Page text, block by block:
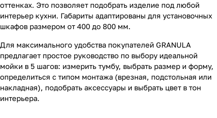
оттенках. Это позволяет подобрать изделие под любой
интерьер кухни. Габариты адаптированы для установочных
шкафов размером от 400 до 800 мм.
Для максимального удобства покупателей GRANULA
предлагает простое руководство по выбору идеальной
мойки в 5 шагов: измерить тумбу, выбрать размер и форму,
определиться с типом монтажа (врезная, подстольная или
накладная), подобрать аксессуары и выбрать цвет в тон
интерьера.